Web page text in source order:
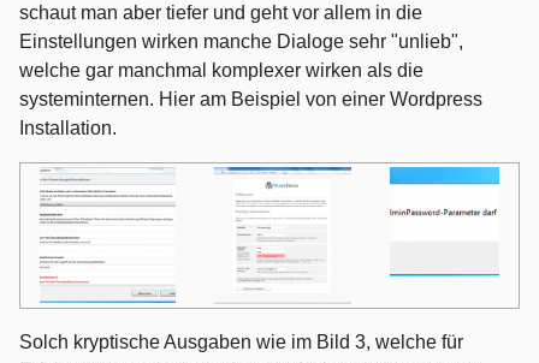
schaut man aber tiefer und geht vor allem in die
Einstellungen wirken manche Dialoge sehr "unlieb",
welche gar manchmal komplexer wirken als die
systeminternen. Hier am Beispiel von einer Wordpress
Installation.
Solch kryptische Ausgaben wie im Bild 3, welche für